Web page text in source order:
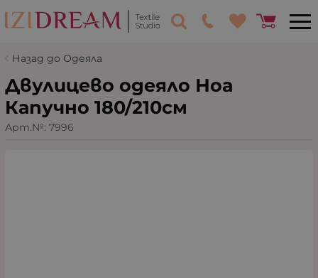
Назад до Одеяла
Двулицево одеяло Ноа
Капучно 180/210см
Арт.№: 7996